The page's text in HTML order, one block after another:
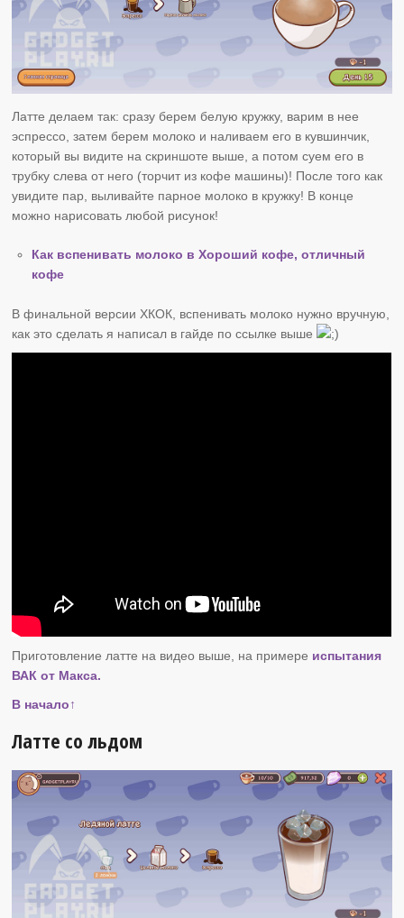
Латте делаем так: сразу берем белую кружку, варим в нее
эспрессо, затем берем молоко и наливаем его в кувшинчик,
который вы видите на скриншоте выше, а потом суем его в
трубку слева от него (торчит из кофе машины)! После того как
увидите пар, выливайте парное молоко в кружку! В конце
можно нарисовать любой рисунок!
Как вспенивать молоко в Хороший кофе, отличный
кофе
В финальной версии ХКОК, вспенивать молоко нужно вручную,
как это сделать я написал в гайде по ссылке выше
Приготовление латте на видео выше, на примере испытания
ВАК от Макса.
В начало↑
Латте со льдом